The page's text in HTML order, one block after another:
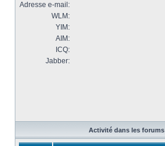
Adresse e-mail:
WLM:
YIM:
AIM:
ICQ:
Jabber:
Activité dans les forums